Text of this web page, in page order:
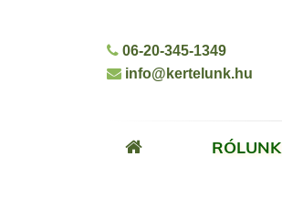
06-20-345-1349
info@kertelunk.hu
RÓLUNK